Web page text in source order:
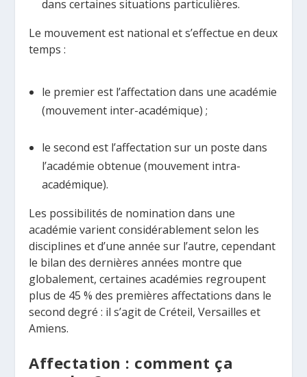
dans certaines situations particulières.
Le mouvement est national et s’effectue en deux
temps :
le premier est l’affectation dans une académie
(mouvement inter-académique) ;
le second est l’affectation sur un poste dans
l’académie obtenue (mouvement intra-
académique).
Les possibilités de nomination dans une
académie varient considérablement selon les
disciplines et d’une année sur l’autre, cependant
le bilan des dernières années montre que
globalement, certaines académies regroupent
plus de 45 % des premières affectations dans le
second degré : il s’agit de Créteil, Versailles et
Amiens.
Affectation : comment ça